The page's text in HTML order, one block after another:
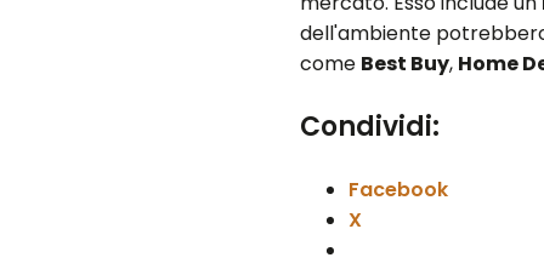
dell'ambiente
come Best Buy, Home
Condividi:
Facebook
X